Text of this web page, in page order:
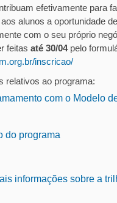
efetivamente para
alunos a oportunidade
com o seu próprio
feitas até 30/04pelo
inscricao/
relativos ao programa:
com o Modelo
do programa
informações sobre a